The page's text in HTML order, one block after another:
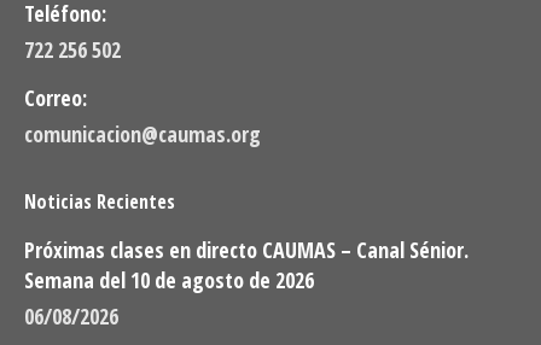
Teléfono:
722 256 502
Correo:
comunicacion@caumas.org
Noticias Recientes
Próximas clases en directo CAUMAS – Canal Sénior.
Semana del 10 de agosto de 2026
06/08/2026